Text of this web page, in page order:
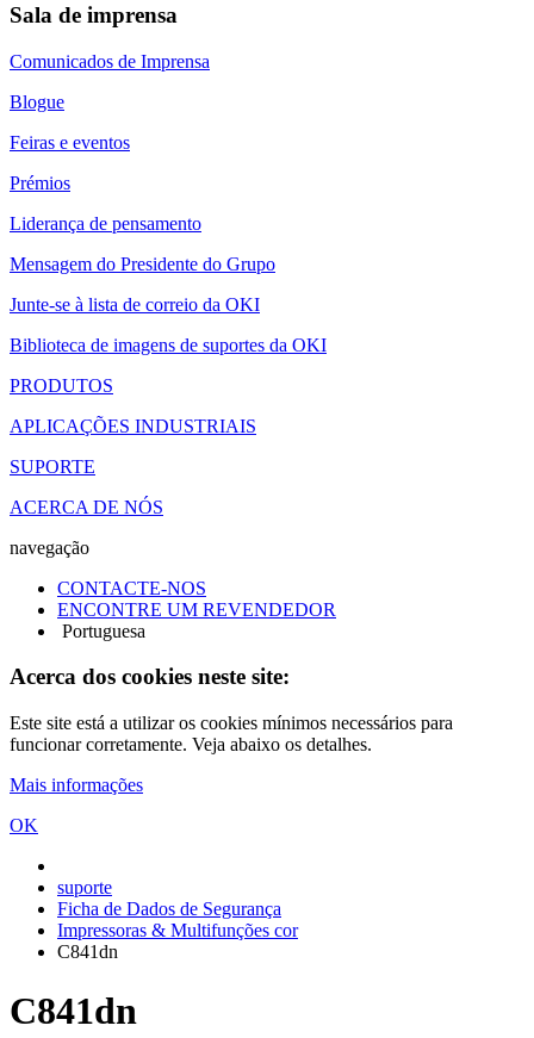
Sala de imprensa
Comunicados de Imprensa
Blogue
Feiras e eventos
Prémios
Liderança de pensamento
Mensagem do Presidente do Grupo
Junte-se à lista de correio da OKI
Biblioteca de imagens de suportes da OKI
PRODUTOS
APLICAÇÕES INDUSTRIAIS
SUPORTE
ACERCA DE NÓS
navegação
CONTACTE-NOS
ENCONTRE UM REVENDEDOR
Portuguesa
Acerca dos cookies neste site:
Este site está a utilizar os cookies mínimos necessários para
funcionar corretamente. Veja abaixo os detalhes.
Mais informações
OK
suporte
Ficha de Dados de Segurança
Impressoras & Multifunções cor
C841dn
C841dn